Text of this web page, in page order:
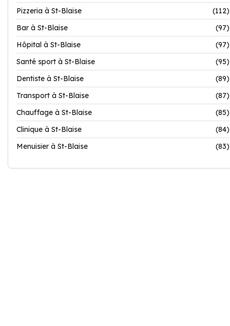
Pizzeria à St-Blaise
(112)
Bar à St-Blaise
(97)
Hôpital à St-Blaise
(97)
Santé sport à St-Blaise
(95)
Dentiste à St-Blaise
(89)
Transport à St-Blaise
(87)
Chauffage à St-Blaise
(85)
Clinique à St-Blaise
(84)
Menuisier à St-Blaise
(83)